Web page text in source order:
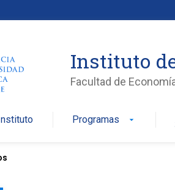
Instituto
Facultad de
Programas arrow_drop_down